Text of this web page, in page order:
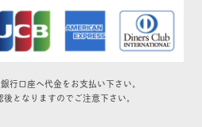
行口座へ代金をお支払い下さい。
となりますのでご注意下さい。